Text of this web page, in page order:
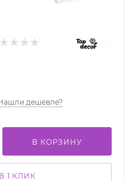
дешевле?
В КОРЗИНУ
1 КЛИК